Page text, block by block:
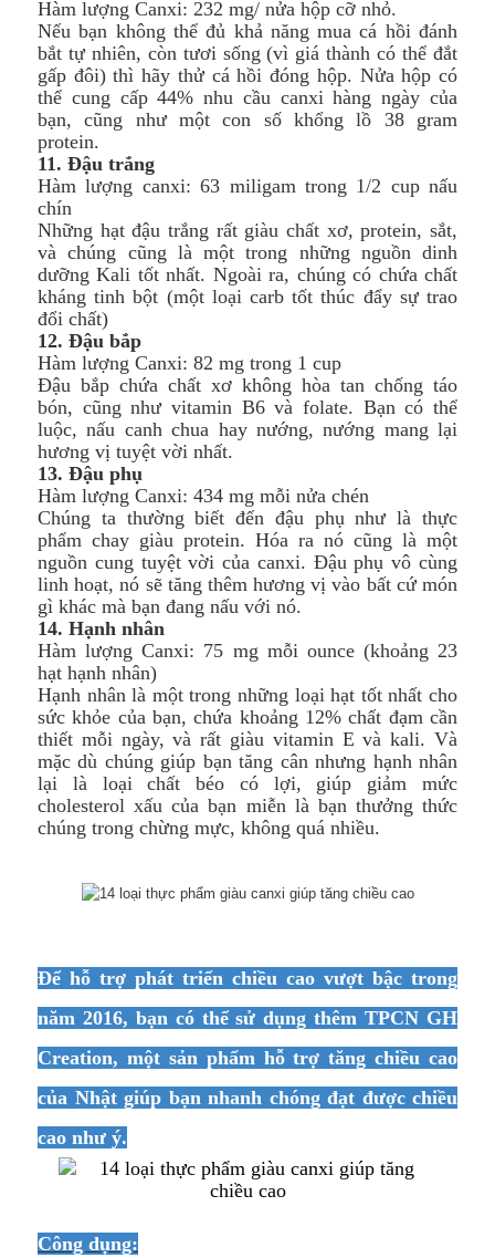
Hàm lượng Canxi: 232 mg/ nửa hộp cỡ nhỏ.
Nếu bạn không thể đủ khả năng mua cá hồi đánh
bắt tự nhiên, còn tươi sống (vì giá thành có thể đắt
gấp đôi) thì hãy thử cá hồi đóng hộp. Nửa hộp có
thể cung cấp 44% nhu cầu canxi hàng ngày của
bạn, cũng như một con số khổng lồ 38 gram
protein.
11. Đậu trắng
Hàm lượng canxi: 63 miligam trong 1/2 cup nấu
chín
Những hạt đậu trắng rất giàu chất xơ, protein, sắt,
và chúng cũng là một trong những nguồn dinh
dưỡng Kali tốt nhất. Ngoài ra, chúng có chứa chất
kháng tinh bột (một loại carb tốt thúc đẩy sự trao
đổi chất)
12. Đậu bắp
Hàm lượng Canxi: 82 mg trong 1 cup
Đậu bắp chứa chất xơ không hòa tan chống táo
bón, cũng như vitamin B6 và folate. Bạn có thể
luộc, nấu canh chua hay nướng, nướng mang lại
hương vị tuyệt vời nhất.
13. Đậu phụ
Hàm lượng Canxi: 434 mg mỗi nửa chén
Chúng ta thường biết đến đậu phụ như là thực
phẩm chay giàu protein. Hóa ra nó cũng là một
nguồn cung tuyệt vời của canxi. Đậu phụ vô cùng
linh hoạt, nó sẽ tăng thêm hương vị vào bất cứ món
gì khác mà bạn đang nấu với nó.
14. Hạnh nhân
Hàm lượng Canxi: 75 mg mỗi ounce (khoảng 23
hạt hạnh nhân)
Hạnh nhân là một trong những loại hạt tốt nhất cho
sức khỏe của bạn, chứa khoảng 12% chất đạm cần
thiết mỗi ngày, và rất giàu vitamin E và kali. Và
mặc dù chúng giúp bạn tăng cân nhưng hạnh nhân
lại là loại chất béo có lợi, giúp giảm mức
cholesterol xấu của bạn miễn là bạn thưởng thức
chúng trong chừng mực, không quá nhiều.
Để hỗ trợ phát triển chiều cao vượt bậc trong
năm 2016, bạn có thể sử dụng thêm TPCN GH
Creation, một sản phẩm hỗ trợ tăng chiều cao
của Nhật giúp bạn nhanh chóng đạt được chiều
cao như ý.
Công dụng: